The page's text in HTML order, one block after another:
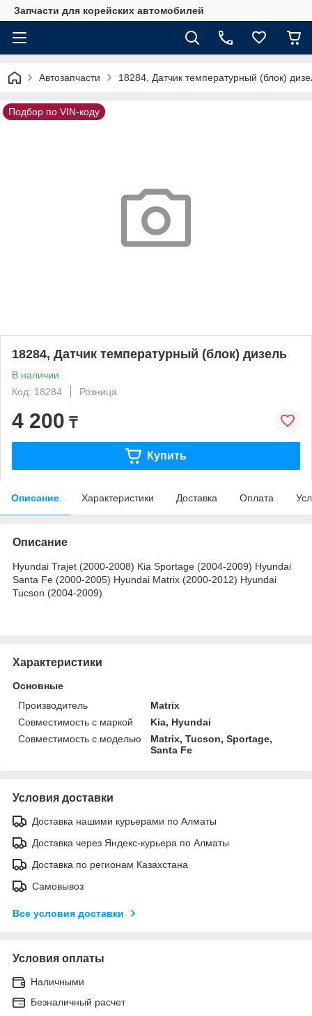
Запчасти для корейских автомобилей
Автозапчасти 18284, Датчик температурный (блок)
Подбор по VIN-коду
18284, Датчик температурный (блок) дизель
В наличии
Код: 18284
Розница
4 200 ₸
Купить
Описание Характеристики Доставка Оплата
Описание
Hyundai Trajet (2000-2008) Kia Sportage (2004-2009) Hyundai
Santa Fe (2000-2005) Hyundai Matrix (2000-2012) Hyundai
Tucson (2004-2009)
Характеристики
Основные
Производитель
Matrix
Совместимость с маркой
Kia, Hyundai
Совместимость с моделью
Matrix, Tucson, Sportage,
Santa Fe
Условия доставки
Доставка нашими курьерами по Алматы
Доставка через Яндекс-курьера по Алматы
Доставка по регионам Казахстана
Самовывоз
Все условия доставки
Условия оплаты
Наличными
Безналичный расчет